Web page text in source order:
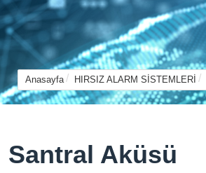
Anasayfa HIRSIZ ALARM SİSTEMLERİ
Santral Aküsü